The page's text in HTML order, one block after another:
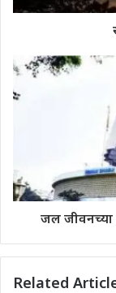
जल जीवनच्या
Related